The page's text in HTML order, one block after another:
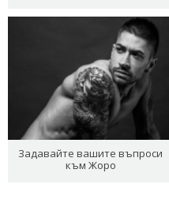
Задавайте вашите въпроси
към Жоро